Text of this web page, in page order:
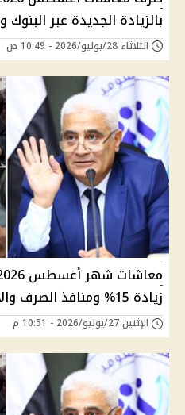
بالزيادة الجديدة عبر البنوك
الثلاثاء 28/يوليو/2026 - 10:49 ص
زيادة 15% ومنافذ الصرف والاستعلام بالرقم القومي
الإثنين 27/يوليو/2026 - 10:51 م